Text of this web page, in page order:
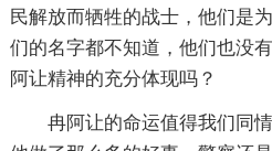
民解放而牺牲的战士，他们是
们的名字都不知道，他们也没
阿让精神的充分体现吗？
冉阿让的命运值得我们同